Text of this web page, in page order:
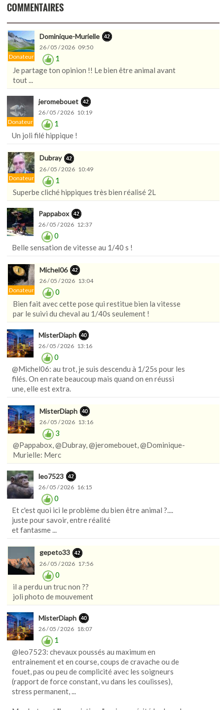
COMMENTAIRES
Donateur
Dominique-Murielle
26 / 05 / 2026 09:50
1
Je partage ton opinion !! Le bien être animal avant
tout ...
Donateur
jeromebouet
26 / 05 / 2026 10:19
1
Un joli filé hippique !
Donateur
Dubray
26 / 05 / 2026 10:49
1
Superbe cliché hippiques très bien réalisé 2L
Pappabox
26 / 05 / 2026 12:37
0
Belle sensation de vitesse au 1/40 s !
Donateur
Michel06
26 / 05 / 2026 13:04
0
Bien fait avec cette pose qui restitue bien la vitesse
par le suivi du cheval au 1/40s seulement !
MisterDiaph
26 / 05 / 2026 13:16
0
@Michel06: au trot, je suis descendu à 1/25s pour les
filés. On en rate beaucoup mais quand on en réussi
une, elle est extra.
MisterDiaph
26 / 05 / 2026 13:16
3
@Pappabox, @Dubray, @jeromebouet, @Dominique-
Murielle: Merc
leo7523
26 / 05 / 2026 16:15
0
Et c'est quoi ici le problème du bien être animal ?....
juste pour savoir, entre réalité
et fantasme ...
gepeto33
26 / 05 / 2026 17:56
0
il a perdu un truc non ??
joli photo de mouvement
MisterDiaph
26 / 05 / 2026 18:07
1
@leo7523: chevaux poussés au maximum en
entrainement et en course, coups de cravache ou de
fouet, pas ou peu de complicité avec les soigneurs
(rapport de force constant, vu dans les coulisses),
stress permanent, ...